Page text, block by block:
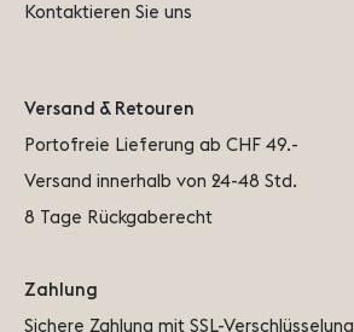
Kontaktieren Sie uns
Versand & Retouren
Portofreie Lieferung ab CHF 49.-
Versand innerhalb von 24-48 Std.
8 Tage Rückgaberecht
Zahlung
Sichere Zahlung mit SSL-Verschlüsselung